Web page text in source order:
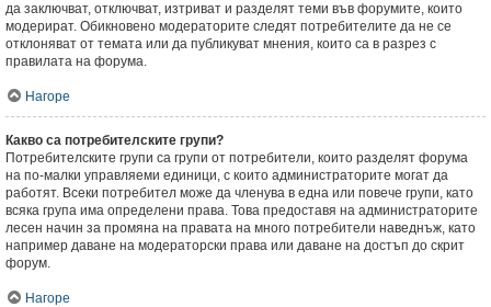
да заключват, отключват, изтриват и разделят теми във форумите, които
модерират. Обикновено модераторите следят потребителите да не се
отклоняват от темата или да публикуват мнения, които са в разрез с
правилата на форума.
Нагоре
Какво са потребителските групи?
Потребителските групи са групи от потребители, които разделят форума
на по-малки управляеми единици, с които администраторите могат да
работят. Всеки потребител може да членува в една или повече групи, като
всяка група има определени права. Това предоставя на администраторите
лесен начин за промяна на правата на много потребители наведнъж, като
например даване на модераторски права или даване на достъп до скрит
форум.
Нагоре